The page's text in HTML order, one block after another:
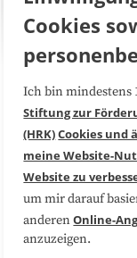
Über uns
Medienarbeit
Sitemap
Cookies
Ich bin mindestens
Stiftung zur
(HRK)Cookies und
meine Website-
Website zu
um mir darauf
anderenOnline-
anzuzeigen.